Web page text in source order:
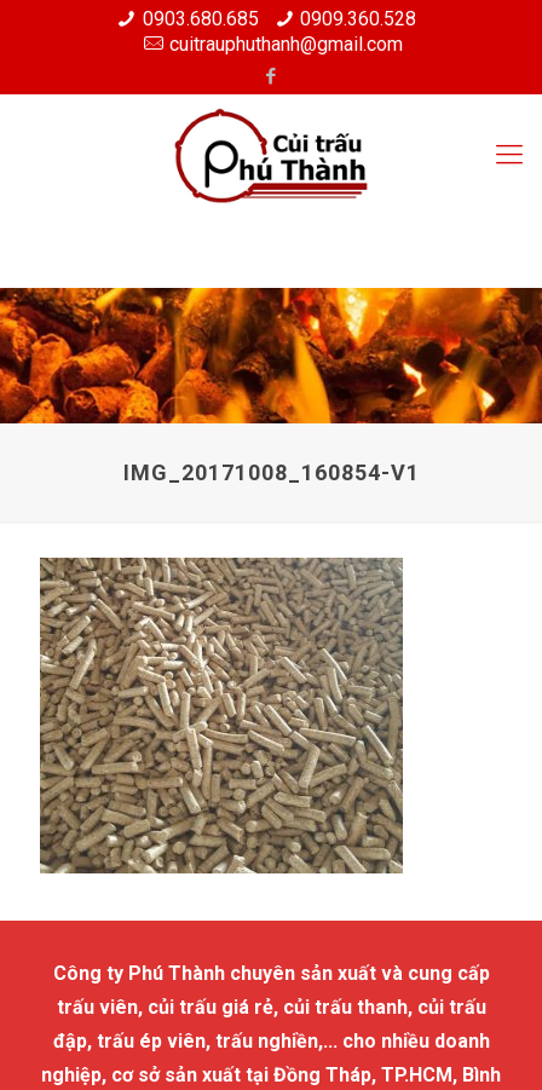
0903.680.685
0909.360.528
cuitrauphuthanh@gmail.com
IMG_20171008_160854-V1
Công ty Phú Thành chuyên sản xuất và cung cấp
trấu viên, củi trấu giá rẻ, củi trấu thanh, củi trấu
đập, trấu ép viên, trấu nghiền,... cho nhiều doanh
nghiệp, cơ sở sản xuất tại Đồng Tháp, TP.HCM, Bình